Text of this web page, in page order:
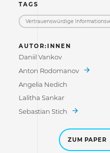
TAGS
Vertrauenswürdige
AUTOR:INNEN
Daniil Vankov
Anton Rodomanov
Angelia Nedich
Lalitha Sankar
Sebastian Stich
ZUM PAPER